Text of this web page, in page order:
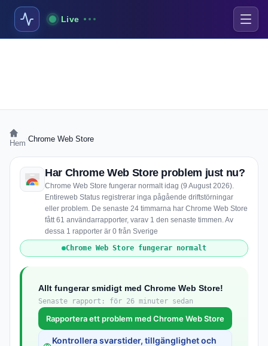
Live
Hem Chrome Web Store
Har Chrome Web Store problem just nu?
Chrome Web Store fungerar normalt idag (9 August 2026).
Entireweb Status registrerar inga pågående driftstörningar
eller problem. De senaste 24 timmarna har Chrome Web Store
fått 61 användarrapporter, varav 1 den senaste timmen. Av
dessa 1 rapporter är 0 från Sverige
Chrome Web Store fungerar normalt
Allt fungerar smidigt med Chrome Web Store!
Senaste rapport: för 26 minuter sedan
Rapportera ett problem med Chrome Web Store
Kontrollera svarstider, tillgänglighet och